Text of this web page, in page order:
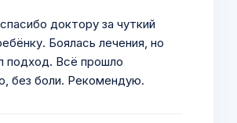
доктору за чуткий
Боялась лечения, но
подход. Всё прошло
без боли. Рекомендую.